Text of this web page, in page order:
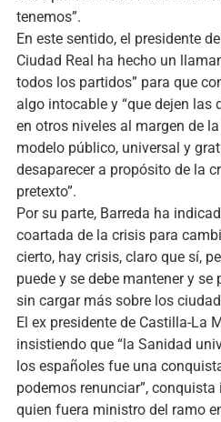
tenemos”.
En este sentido, el presidente
Ciudad Real ha hecho un
todos los partidos” para que
algo intocable y “que dejen las
en otros niveles al margen de
modelo público, universal y
desaparecer a propósito de la
pretexto”.
Por su parte, Barreda ha
coartada de la crisis para
cierto, hay crisis, claro que sí,
puede y se debe mantener y se
sin cargar más sobre los
El ex presidente de Castilla-La
insistiendo que “la Sanidad
los españoles fue una
podemos renunciar”,
quien fuera ministro del ramo